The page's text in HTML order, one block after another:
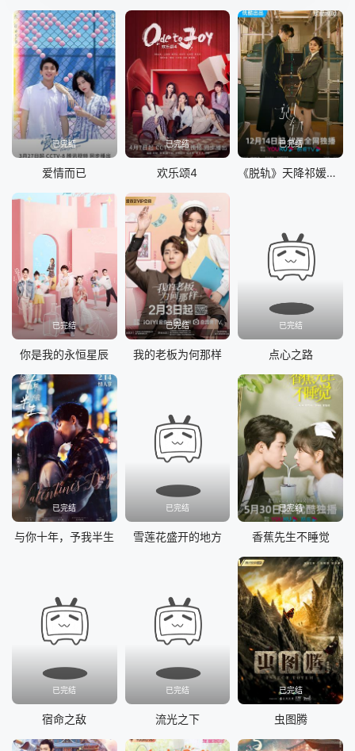
已完结
爱情而已
已完结
欢乐颂4
已完结
《脱轨》天降祁媛CP版
已完结
你是我的永恒星辰
已完结
我的老板为何那样
已完结
点心之路
已完结
与你十年，予我半生
已完结
雪莲花盛开的地方
已完结
香蕉先生不睡觉
已完结
宿命之敌
已完结
流光之下
已完结
虫图腾